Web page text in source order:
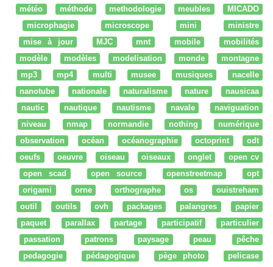
météo
méthode methodologie meubles
MICADO
microphagie
microscope mini
ministre
mise à jour
MJC mnt mobile
mobilités
modèle
modèles modelisation monde
montagne
mp3
mp4 multi musee musiques
nacelle
nanotube
nationale naturalisme nature
nausicaa
nautic
nautique nautisme navale
naviguation
niveau
nmap normandie nothing
numérique
observation
océan océanographie octoprint
odt
oeufs
oeuvre oiseau oiseaux onglet
open cv
open scad
open source openstreetmap
opt
origami
orne orthographe os
ouistreham
outil
outils ovh packages palangres
papier
paquet
parallax partage participatif
particulier
passation
patrons paysage peau
pêche
pedagogie
pédagogique pège photo
pelicase